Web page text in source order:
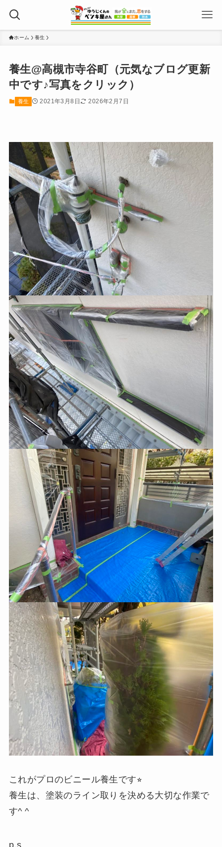
ホーム 養生
養生@高槻市寺谷町（元気なブログ更新
中です♪写真をクリック）
養生 2021年3月8日 2026年2月7日
これがプロのビニール養生です⭐︎
養生は、塗装のライン取りを決める大切な作業で
す^ ^